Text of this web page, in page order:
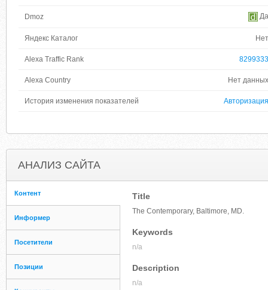
Dmoz Да
Яндекс Каталог Нет
Alexa Traffic Rank 8299333
Alexa Country Нет данных
История изменения показателей Авторизация
АНАЛИЗ САЙТА
Контент
Информер
Посетители
Позиции
Title
The Contemporary, Baltimore, MD.
Keywords
n/a
Description
n/a